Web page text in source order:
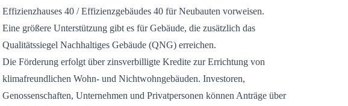
Effizienzhauses 40 / Effizienzgebäudes 40 für Neubauten vorweisen.
Eine größere Unterstützung gibt es für Gebäude, die zusätzlich das
Qualitätssiegel Nachhaltiges Gebäude (QNG) erreichen.
Die Förderung erfolgt über zinsverbilligte Kredite zur Errichtung von
klimafreundlichen Wohn- und Nichtwohngebäuden. Investoren,
Genossenschaften, Unternehmen und Privatpersonen können Anträge über